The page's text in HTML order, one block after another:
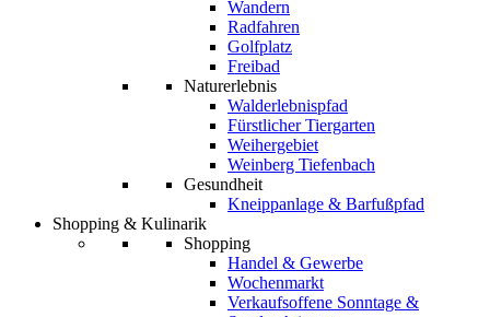
Wandern
Radfahren
Golfplatz
Freibad
Naturerlebnis
Walderlebnispfad
Fürstlicher Tiergarten
Weihergebiet
Weinberg Tiefenbach
Gesundheit
Kneippanlage & Barfußpfad
Shopping & Kulinarik
Shopping
Handel & Gewerbe
Wochenmarkt
Verkaufsoffene Sonntage &